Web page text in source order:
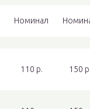
Номинал
110 р. 150